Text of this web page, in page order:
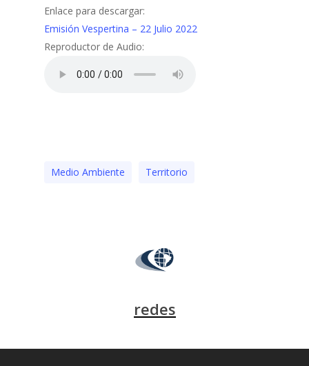
Enlace para descargar:
Emisión Vespertina – 22 Julio 2022
Reproductor de Audio:
Medio Ambiente Territorio
redes